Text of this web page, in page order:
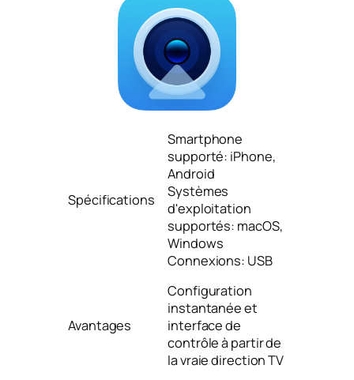
Spécifications
Smartphone
supporté: iPhone,
Android
Systèmes
d'exploitation
supportés: macOS,
Windows
Connexions: USB
Avantages
Configuration
instantanée et
interface de
contrôle à partir de
la vraie direction TV